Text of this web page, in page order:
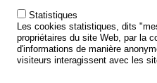
POLITIQUE DE SÉCURITÉ
Outils
AGENDA
Statistiques
Les cookies statistiques, dits
propriétaires du site Web, par la
d'informations de manière
visiteurs interagissent avec les